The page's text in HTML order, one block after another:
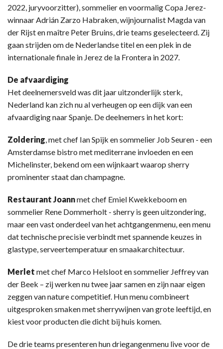
2022, juryvoorzitter), sommelier en voormalig Copa Jerez-
winnaar Adrián Zarzo Habraken, wijnjournalist Magda van
der Rijst en maître Peter Bruins, drie teams geselecteerd. Zij
gaan strijden om de Nederlandse titel en een plek in de
internationale finale in Jerez de la Frontera in 2027.
De afvaardiging
Het deelnemersveld was dit jaar uitzonderlijk sterk,
Nederland kan zich nu al verheugen op een dijk van een
afvaardiging naar Spanje. De deelnemers in het kort:
Zoldering , met chef Ian Spijk en sommelier Job Seuren - een
Amsterdamse bistro met mediterrane invloeden en een
Michelinster, bekend om een wijnkaart waarop sherry
prominenter staat dan champagne.
Restaurant Joannmet chef Emiel Kwekkeboomen
sommelier Rene Dommerholt - sherry is geen uitzondering,
maar een vast onderdeel van het achtgangenmenu, een menu
dat technische precisie verbindt met spannende keuzes in
glastype, serveertemperatuur en smaakarchitectuur.
Merlet met chef Marco Helsloot en sommelier Jeffrey van
der Beek – zij werken nu twee jaar samen en zijn naar eigen
zeggen van nature competitief. Hun menu combineert
uitgesproken smaken met sherrywijnen van grote leeftijd, en
kiest voor producten die dicht bij huis komen.
De drie teams presenteren hun driegangenmenu live voor de